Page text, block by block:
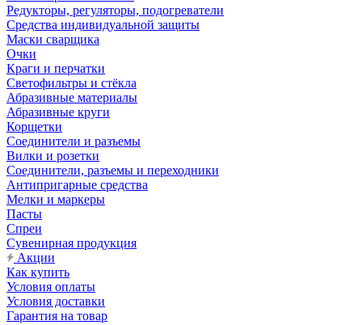
Редукторы, регуляторы, подогреватели
Средства индивидуальной защиты
Маски сварщика
Очки
Краги и перчатки
Светофильтры и стёкла
Абразивные материалы
Абразивные круги
Корщетки
Соединители и разъемы
Вилки и розетки
Соединители, разъемы и переходники
Антипригарные средства
Мелки и маркеры
Пасты
Спреи
Сувенирная продукция
Акции
Как купить
Условия оплаты
Условия доставки
Гарантия на товар